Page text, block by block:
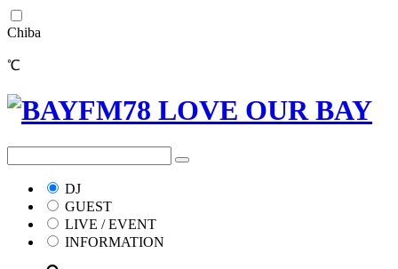
Chiba
℃
DJ
GUEST
LIVE / EVENT
INFORMATION